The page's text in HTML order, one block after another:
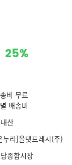
25%
비 무료
배송비
산
누리]올댓프레시(주)
종합시장